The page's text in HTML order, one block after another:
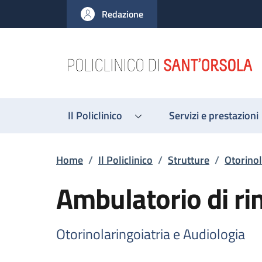
al contenuto principale
to footer content
Redazione
Il Policlinico Servizi e prestazioni
Briciole di pane
Home / Il Policlinico / Strutture /
Ambulatorio di
Otorinolaringoiatria e Audiologia